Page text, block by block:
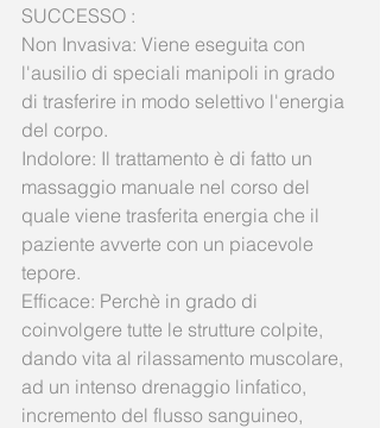
SUCCESSO :
Non Invasiva: Viene eseguita con
l'ausilio di speciali manipoli in grado
di trasferire in modo selettivo l'energia
del corpo.
Indolore: Il trattamento è di fatto un
massaggio manuale nel corso del
quale viene trasferita energia che il
paziente avverte con un piacevole
tepore.
Efficace: Perchè in grado di
coinvolgere tutte le strutture colpite,
dando vita al rilassamento muscolare,
ad un intenso drenaggio linfatico,
incremento del flusso sanguineo,